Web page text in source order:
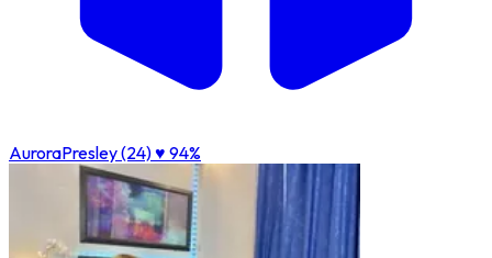
AuroraPresley (24)♥ 94%